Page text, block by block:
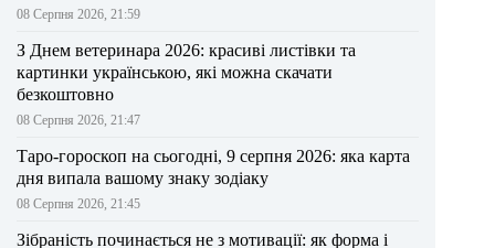
08 Серпня 2026, 21:59
З Днем ветеринара 2026: красиві листівки та
картинки українською, які можна скачати
безкоштовно
08 Серпня 2026, 21:47
Таро-гороскоп на сьогодні, 9 серпня 2026: яка карта
дня випала вашому знаку зодіаку
08 Серпня 2026, 21:45
Зібраність починається не з мотивації: як форма і